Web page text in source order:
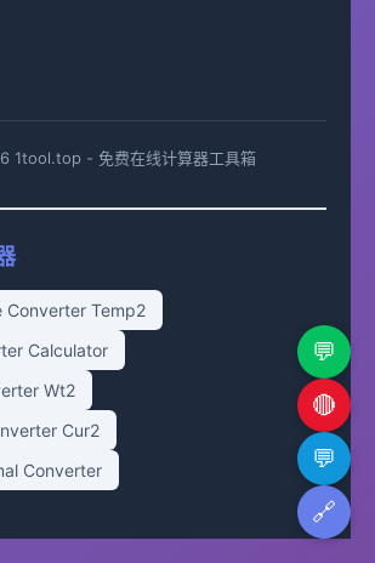
💬
🔴
💬
🔗
1tool.top - 免费在线计算器工具箱
Converter Temp2
Calculator
Wt2
Cur2
Converter